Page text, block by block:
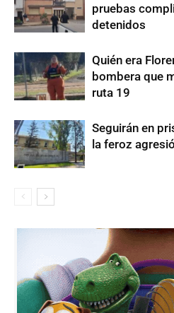
pruebas
detenidos
Quién era
bombera que
ruta 19
Seguirán en
la feroz